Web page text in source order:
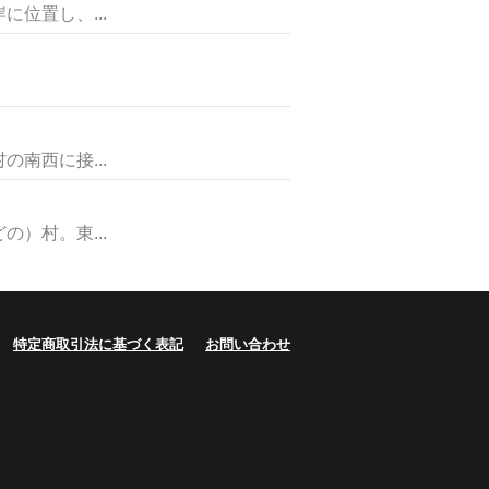
位置し、...
南西に接...
）村。東...
特定商取引法に基づく表記 お問い合わせ